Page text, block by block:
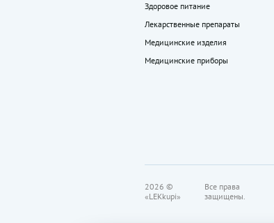
Здоровое питание
Лекарственные препараты
Медицинские изделия
Медицинские приборы
2026 ©
«LEKkupi»
Все права
защищены.